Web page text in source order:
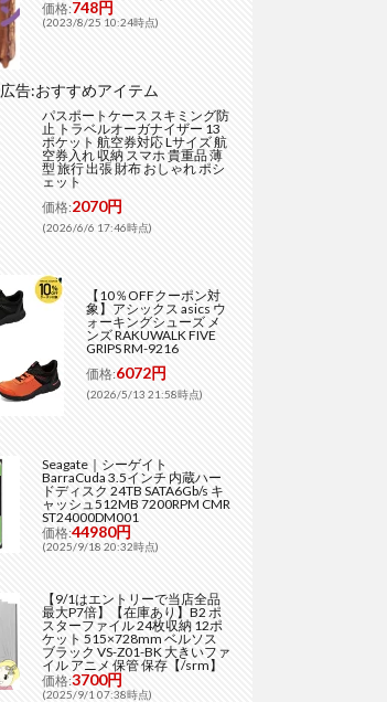
価格:748円
(2023/8/25 10:24時点)
広告:おすすめアイテム
パスポートケース スキミング防
止 トラベルオーガナイザー 13
ポケット 航空券対応 Lサイズ 航
空券入れ 収納 スマホ 貴重品 薄
型 旅行 出張 財布 おしゃれ ポシ
ェット
価格:2070円
(2026/6/6 17:46時点)
【10％OFFクーポン対
象】アシックス asics ウ
ォーキングシューズ メ
ンズ RAKUWALK FIVE
GRIPS RM-9216
価格:6072円
(2026/5/13 21:58時点)
Seagate｜シーゲイト
BarraCuda 3.5インチ 内蔵ハー
ドディスク 24TB SATA6Gb/s キ
ャッシュ512MB 7200RPM CMR
ST24000DM001
価格:44980円
(2025/9/18 20:32時点)
【9/1はエントリーで当店全品
最大P7倍】【在庫あり】B2 ポ
スターファイル 24枚収納 12ポ
ケット 515×728mm ベルソス
ブラック VS-Z01-BK 大きいファ
イル アニメ 保管 保存【/srm】
価格:3700円
(2025/9/1 07:38時点)